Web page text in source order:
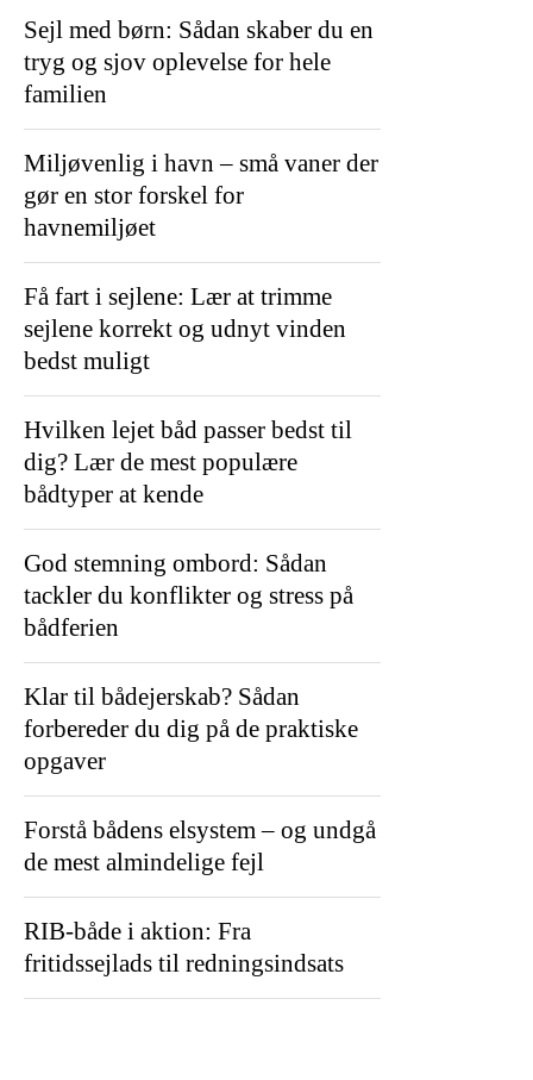
Sejl med børn: Sådan skaber du en
tryg og sjov oplevelse for hele
familien
Miljøvenlig i havn – små vaner der
gør en stor forskel for
havnemiljøet
Få fart i sejlene: Lær at trimme
sejlene korrekt og udnyt vinden
bedst muligt
Hvilken lejet båd passer bedst til
dig? Lær de mest populære
bådtyper at kende
God stemning ombord: Sådan
tackler du konflikter og stress på
bådferien
Klar til bådejerskab? Sådan
forbereder du dig på de praktiske
opgaver
Forstå bådens elsystem – og undgå
de mest almindelige fejl
RIB-både i aktion: Fra
fritidssejlads til redningsindsats